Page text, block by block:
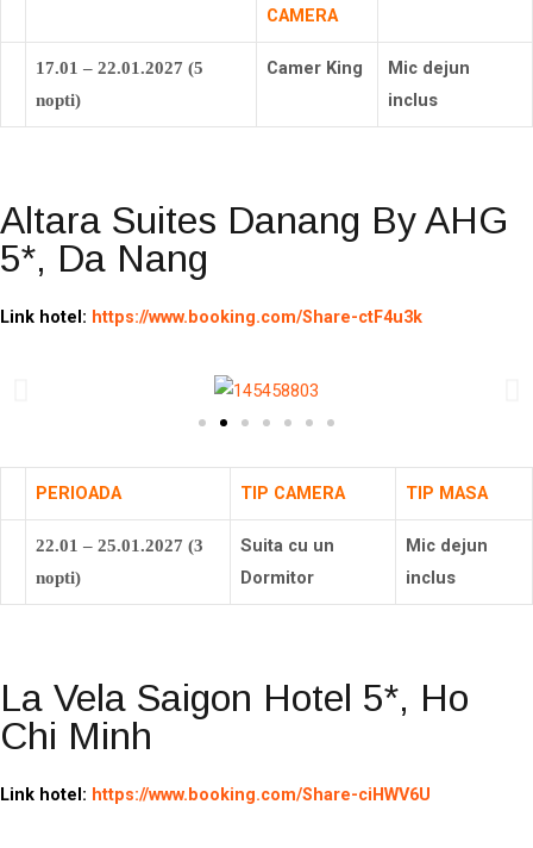
CAMERA
17.01 – 22.01.2027 (5
nopti)
Camer King
Mic dejun
inclus
Altara Suites Danang By AHG
5*, Da Nang
Link hotel: https://www.booking.com/Share-ctF4u3k
PERIOADA TIP CAMERA TIP MASA
22.01 – 25.01.2027 (3
nopti)
Suita cu un
Dormitor
Mic dejun
inclus
La Vela Saigon Hotel 5*, Ho
Chi Minh
Link hotel: https://www.booking.com/Share-ciHWV6U